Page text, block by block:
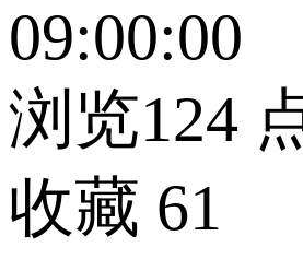
09:00:00
浏览124
收藏 61